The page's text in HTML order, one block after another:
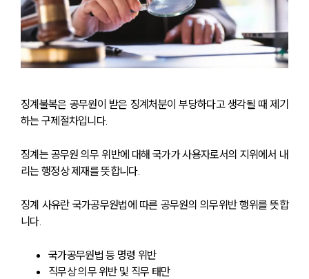
징계불복은 공무원이 받은 징계처분이 부당하다고 생각될 때 제기
하는 구제절차입니다.
징계는 공무원 의무 위반에 대해 국가가 사용자로서의 지위에서 내
리는 행정상 제재를 뜻합니다.
징계 사유란 국가공무원법에 따른 공무원의 의무위반 행위를 뜻합
니다.
국가공무원법 등 명령 위반
직무상 의무 위반 및 직무 태만